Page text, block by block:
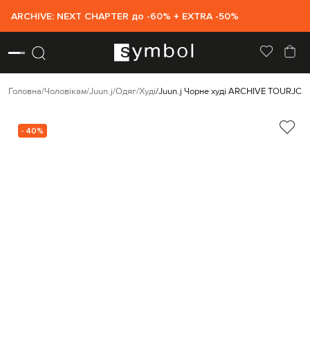
ARCHIVE: NEXT CHAPTER до -60% + EXTRA -50%
Головна Чоловікам Juun.j Одяг Худі Juun.j Чорне худі ARCHIVE TOUR
- 40%